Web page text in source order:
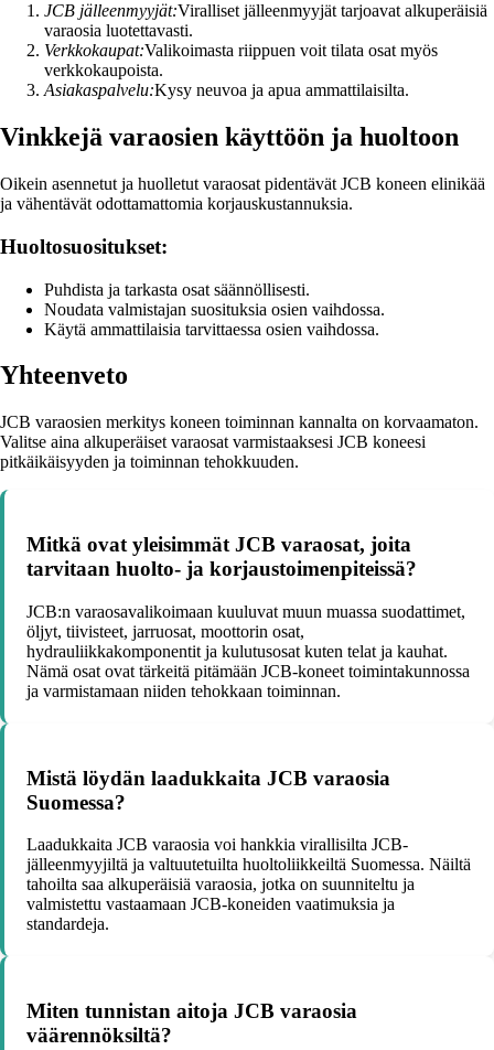
JCB jälleenmyyjät:Viralliset jälleenmyyjät tarjoavat alkuperäisiä
varaosia luotettavasti.
Verkkokaupat:Valikoimasta riippuen voit tilata osat myös
verkkokaupoista.
Asiakaspalvelu:Kysy neuvoa ja apua ammattilaisilta.
Vinkkejä varaosien käyttöön ja huoltoon
Oikein asennetut ja huolletut varaosat pidentävät JCB koneen elinikää
ja vähentävät odottamattomia korjauskustannuksia.
Huoltosuositukset:
Puhdista ja tarkasta osat säännöllisesti.
Noudata valmistajan suosituksia osien vaihdossa.
Käytä ammattilaisia tarvittaessa osien vaihdossa.
Yhteenveto
JCB varaosien merkitys koneen toiminnan kannalta on korvaamaton.
Valitse aina alkuperäiset varaosat varmistaaksesi JCB koneesi
pitkäikäisyyden ja toiminnan tehokkuuden.
Mitkä ovat yleisimmät JCB varaosat, joita
tarvitaan huolto- ja korjaustoimenpiteissä?
JCB:n varaosavalikoimaan kuuluvat muun muassa suodattimet,
öljyt, tiivisteet, jarruosat, moottorin osat,
hydrauliikkakomponentit ja kulutusosat kuten telat ja kauhat.
Nämä osat ovat tärkeitä pitämään JCB-koneet toimintakunnossa
ja varmistamaan niiden tehokkaan toiminnan.
Mistä löydän laadukkaita JCB varaosia
Suomessa?
Laadukkaita JCB varaosia voi hankkia virallisilta JCB-
jälleenmyyjiltä ja valtuutetuilta huoltoliikkeiltä Suomessa. Näiltä
tahoilta saa alkuperäisiä varaosia, jotka on suunniteltu ja
valmistettu vastaamaan JCB-koneiden vaatimuksia ja
standardeja.
Miten tunnistan aitoja JCB varaosia
väärennöksiltä?